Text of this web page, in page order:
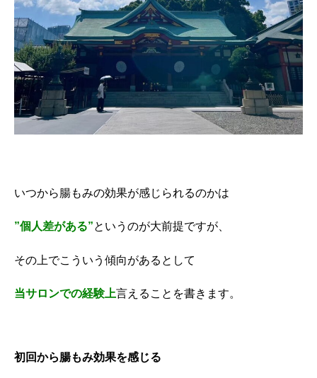
いつから腸もみの効果が感じられるのかは
”個人差がある”というのが大前提ですが、
その上でこういう傾向があるとして
当サロンでの経験上言えることを書きます。
初回から腸もみ効果を感じる